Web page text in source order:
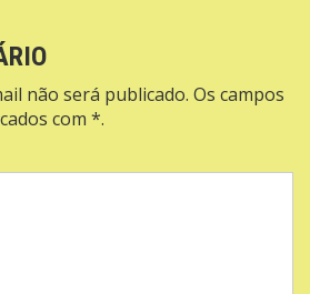
não será publicado. Os campos
com *.